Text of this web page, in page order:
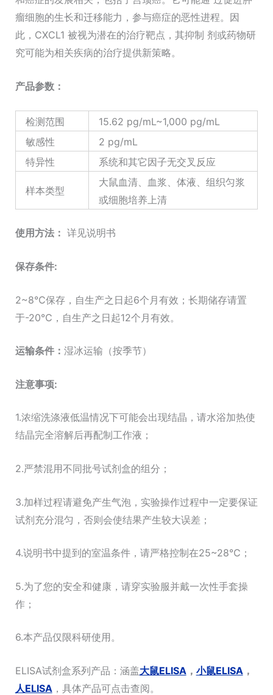
瘤细胞的生长和迁移能力，参与癌症的恶性进程。因
此，CXCL1 被视为潜在的治疗靶点，其抑制 剂或药物研
究可能为相关疾病的治疗提供新策略。
产品参数：
检测范围
15.62 pg/mL~1,000 pg/mL
敏感性
2 pg/mL
特异性
系统和其它因子无交叉反应
样本类型
大鼠血清、血浆、体液、组织匀浆
或细胞培养上清
使用方法： 详见说明书
保存条件:
2~8℃保存，自生产之日起6个月有效；长期储存请置
于-20℃，自生产之日起12个月有效。
运输条件： 湿冰运输（按季节）
注意事项:
1.浓缩洗涤液低温情况下可能会出现结晶，请水浴加热使
结晶完全溶解后再配制工作液；
2.严禁混用不同批号试剂盒的组分；
3.加样过程请避免产生气泡，实验操作过程中一定要保证
试剂充分混匀，否则会使结果产生较大误差；
4.说明书中提到的室温条件，请严格控制在25~28℃；
5.为了您的安全和健康，请穿实验服并戴一次性手套操
作；
6.本产品仅限科研使用。
ELISA试剂盒系列产品：涵盖大鼠ELISA ， 小鼠ELISA ，
人ELISA ，具体产品可点击查阅。